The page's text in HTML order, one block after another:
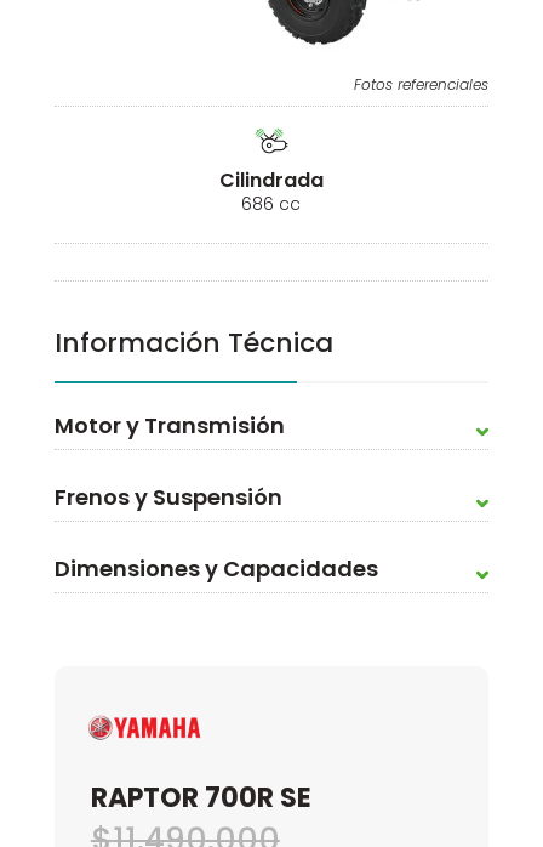
Fotos referenciales
Cilindrada
686 cc
Información Técnica
Motor y Transmisión
Frenos y Suspensión
Dimensiones y Capacidades
RAPTOR 700R SE